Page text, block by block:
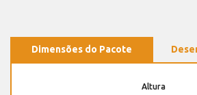
Dimensões do Pacote
Altura